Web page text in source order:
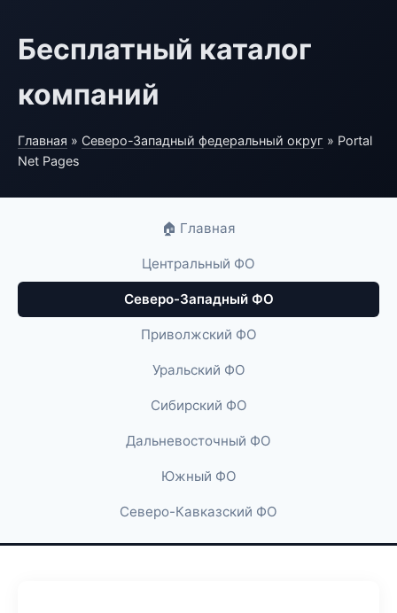
Бесплатный каталог
компаний
Главная » Северо-Западный федеральный округ » Portal
Net Pages
🏠 Главная
Центральный ФО
Северо-Западный ФО
Приволжский ФО
Уральский ФО
Сибирский ФО
Дальневосточный ФО
Южный ФО
Северо-Кавказский ФО